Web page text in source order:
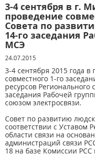
3-4 сентября в г.
проведение
Совета по
14-го заседания
МСЭ
24.07.2015
3-4 сентября 2015 года
совместного 1-го
ресурсов Регионального
заседания Рабочей
союзом электросвязи.
Совет по развитию
соответствии с Уставом
области связи на
администраций связи
18 на базе Комиссии